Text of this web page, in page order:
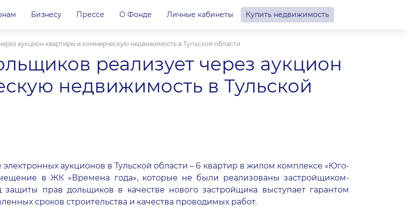
Бизнесу Прессе О Фонде Личные кабинеты Купить недвижимость
аукцион квартиры и коммерческую недвижимость в Тульской области
реализует через аукцион
недвижимость в Тульской
аукционов в Тульской области – 6 квартир в жилом комплексе «Юго-
в ЖК «Времена года», которые не были реализованы застройщиком-
прав дольщиков в качестве нового застройщика выступает гарантом
сроков строительства и качества проводимых работ.